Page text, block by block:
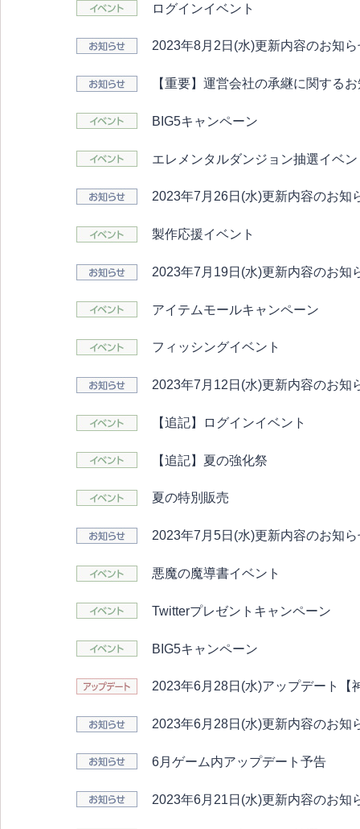
ログインイベント
2023年8月2日(水)更新内容のお知ら
【重要】運営会社の承継に関する
BIG5キャンペーン
エレメンタルダンジョン抽選イベン
2023年7月26日(水)更新内容のお知
製作応援イベント
2023年7月19日(水)更新内容のお知
アイテムモールキャンペーン
フィッシングイベント
2023年7月12日(水)更新内容のお知
【追記】ログインイベント
【追記】夏の強化祭
夏の特別販売
2023年7月5日(水)更新内容のお知ら
悪魔の魔導書イベント
Twitterプレゼントキャンペーン
BIG5キャンペーン
2023年6月28日(水)アップデート【
2023年6月28日(水)更新内容のお知
6月ゲーム内アップデート予告
2023年6月21日(水)更新内容のお知